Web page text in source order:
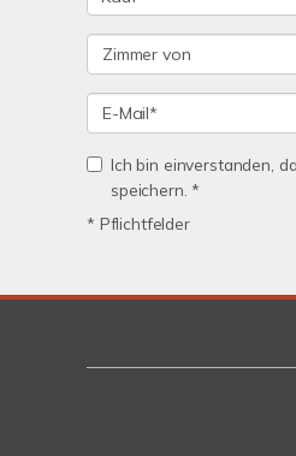
Ich bin einverstanden,
speichern. *
* Pflichtfelder